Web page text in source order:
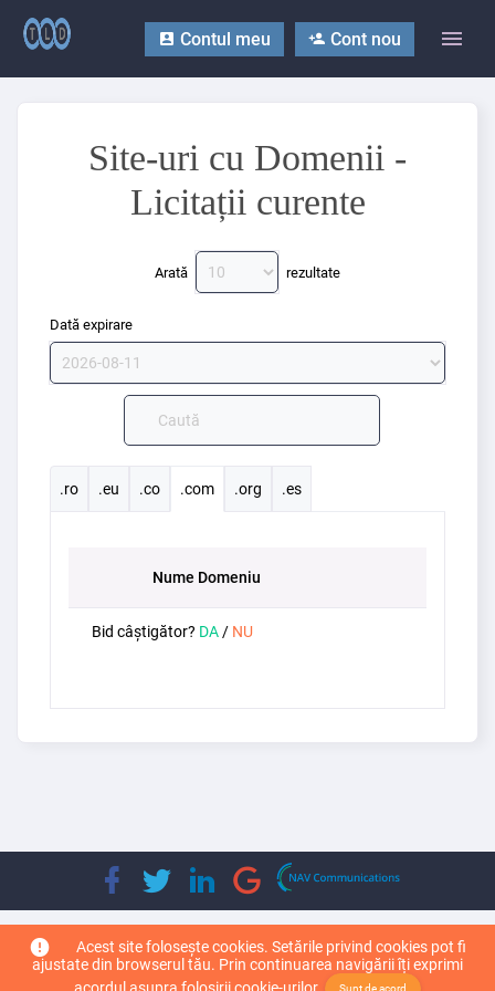
Acest site folosește cookies. Setările privind cookies pot fi
ajustate din browserul tău. Prin continuarea navigării îți exprimi
acordul asupra folosirii cookie-urilor.
Sunt de acord
Contul meu Cont nou
Site-uri cu Domenii -
Licitații curente
Arată rezultate
Dată expirare
.ro .eu .co .com .org .es
Nume Domeniu
Bid câștigător? DA/ NU
Copyright © 2026 Top Leader Domain . Toate drepturile rezervate.